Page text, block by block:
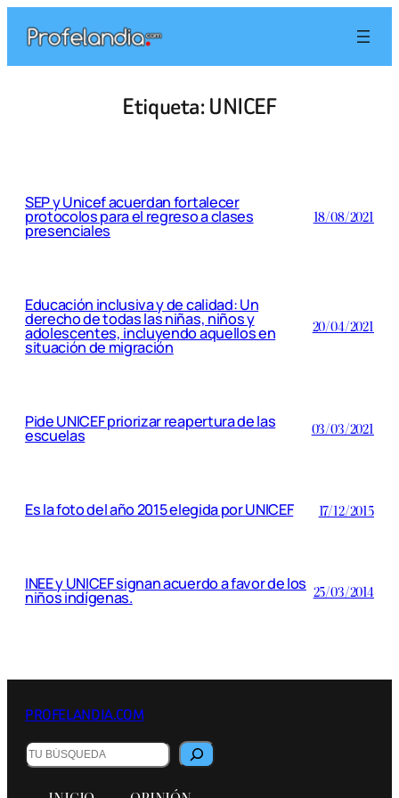
contenido
Etiqueta:UNICEF
SEP y Unicef acuerdan fortalecer
protocolos para el regreso a clases
presenciales
18/08/2021
Educación inclusiva y de calidad: Un
derecho de todas las niñas, niños y
adolescentes, incluyendo aquellos en
situación de migración
20/04/2021
Pide UNICEF priorizar reapertura de las
escuelas 03/03/2021
Es la foto del año 2015 elegida por UNICEF 17/12/2015
INEE y UNICEF signan acuerdo a favor de los
niños indígenas. 25/03/2014
PROFELANDIA.COM
Buscar